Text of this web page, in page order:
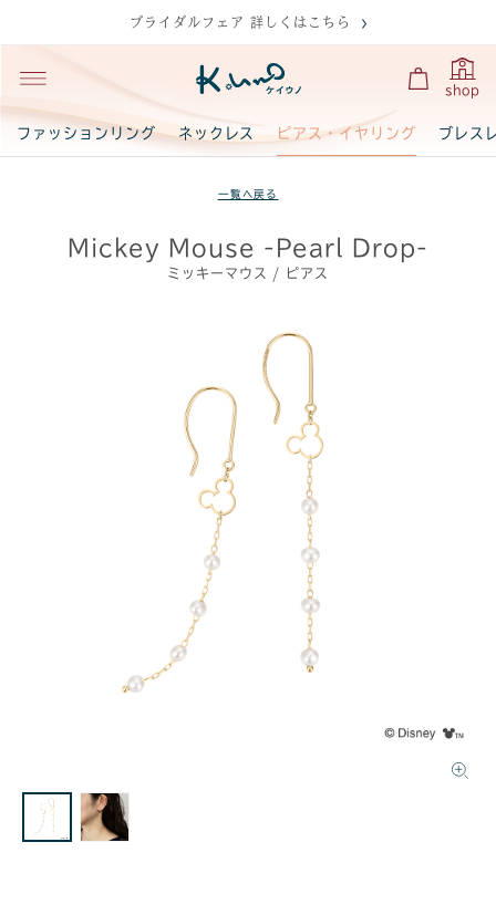
ブライダルフェア 詳しくはこちら
shop
ファッションリング ネックレス ピアス・イヤリング ブレス
一覧へ戻る
Mickey Mouse -Pearl Drop-
ミッキーマウス / ピアス